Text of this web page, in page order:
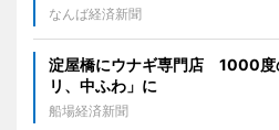
なんば経済新聞
淀屋橋にウナギ専門店 1000度
リ、中ふわ」に
船場経済新聞